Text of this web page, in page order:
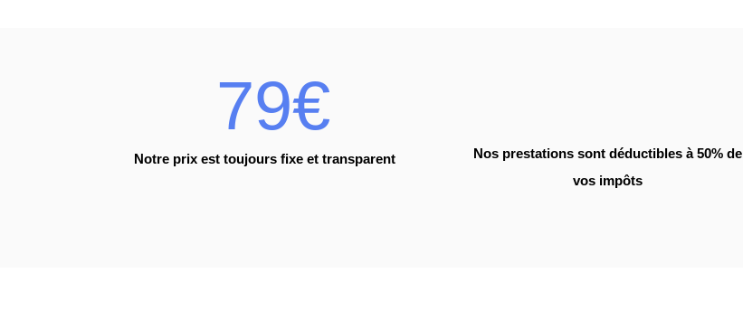
79€
Notre prix est toujours fixe et transparent
Nos prestations sont déductibles à 50% de
vos impôts